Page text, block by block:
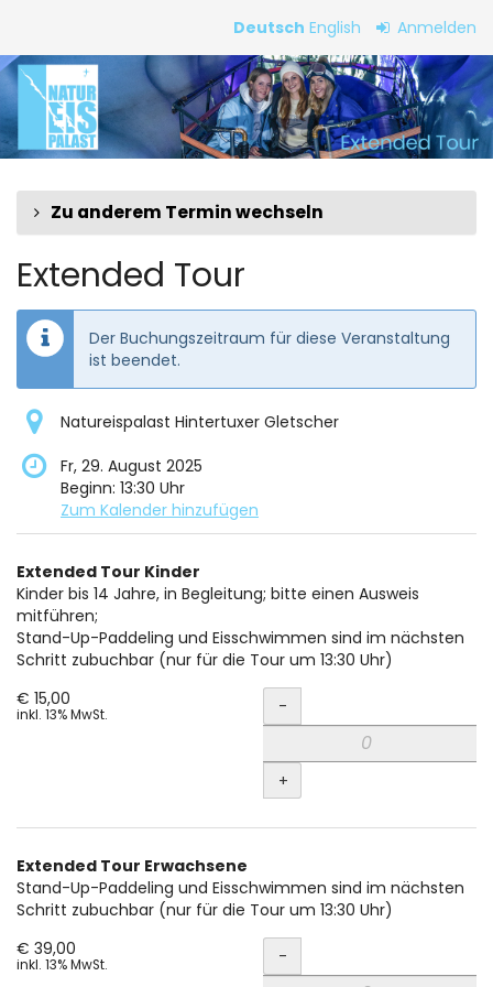
Inhalt
springen
Deutsch English Anmelden
Extended
Tour
Zu anderem Termin wechseln
Extended Tour
Der Buchungszeitraum für diese Veranstaltung
ist beendet.
Natureispalast Hintertuxer Gletscher
Fr, 29. August 2025
Beginn: 13:30 Uhr
Zum Kalender hinzufügen
Produkte
Unkategorisierte
Produkte
Extended Tour Kinder
Kinder bis 14 Jahre, in Begleitung; bitte einen Ausweis
mitführen;
Stand-Up-Paddeling und Eisschwimmen sind im nächsten
Schritt zubuchbar (nur für die Tour um 13:30 Uhr)
€ 15,00
inkl. 13% MwSt. Menge
-
+
Extended Tour Erwachsene
Stand-Up-Paddeling und Eisschwimmen sind im nächsten
Schritt zubuchbar (nur für die Tour um 13:30 Uhr)
€ 39,00
inkl. 13% MwSt. Menge
-